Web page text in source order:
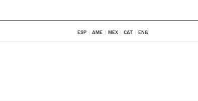
ESP AME MEX CAT ENG